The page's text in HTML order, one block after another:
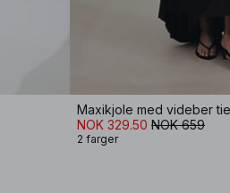
Maxikjole med videber
NOK 329.50 NOK 659
2 farger